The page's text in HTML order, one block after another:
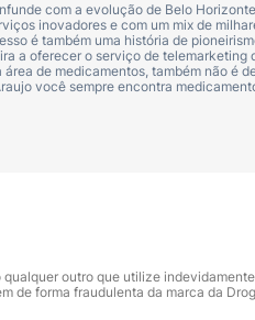
com a evolução de Belo
inovadores e com um mix de
é também uma história de
a oferecer o serviço de telemarketing
de medicamentos, também não é
você sempre encontra
outro que utilize
de forma fraudulenta da marca da